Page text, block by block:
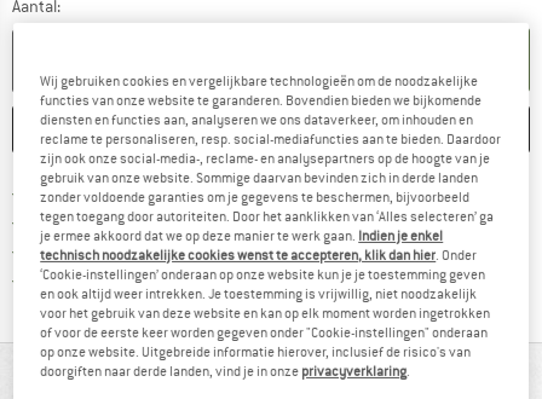
Aantal:
ONTHOUDEN VERGELIJKEN
Gratis verzending vanaf € 69 (NL)Vind hier de
100 dagen bedenktijdVind de betalingsinformatie hier!
> 4.000.000 tevreden klanten
Alle artikelen in voorraad
IN EEN OOGOPSLAG
Wij gebruiken cookies en vergelijkbare technologieën om de noodzakelijke
functies van onze website te garanderen. Bovendien bieden we bijkomende
diensten en functies aan, analyseren we ons dataverkeer, om inhouden en
reclame te personaliseren, resp. social-mediafuncties aan te bieden. Daardoor
zijn ook onze social-media-, reclame- en analysepartners op de hoogte van je
gebruik van onze website. Sommige daarvan bevinden zich in derde landen
zonder voldoende garanties om je gegevens te beschermen, bijvoorbeeld
tegen toegang door autoriteiten. Door het aanklikken van ‘Alles selecteren’ ga
je ermee akkoord dat we op deze manier te werk gaan. Indien je enkel
technisch noodzakelijke cookies wenst te accepteren, klik dan hier. Onder
‘Cookie-instellingen’ onderaan op onze website kun je je toestemming geven
en ook altijd weer intrekken. Je toestemming is vrijwillig, niet noodzakelijk
voor het gebruik van deze website en kan op elk moment worden ingetrokken
of voor de eerste keer worden gegeven onder "Cookie-instellingen" onderaan
op onze website. Uitgebreide informatie hierover, inclusief de risico's van
doorgiften naar derde landen, vind je in onze privacyverklaring.